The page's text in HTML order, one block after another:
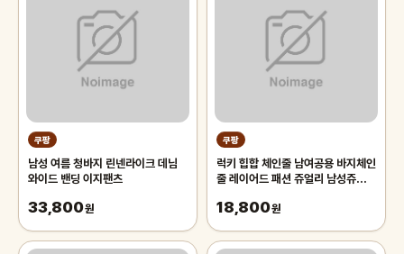
쿠팡
남성 여름 청바지 린넨라이크 데님
와이드 밴딩 이지팬츠
33,800원
쿠팡
럭키 힙합 체인줄 남여공용 바지체인
줄 레이어드 패션 쥬얼리 남성쥬얼리
18,800원